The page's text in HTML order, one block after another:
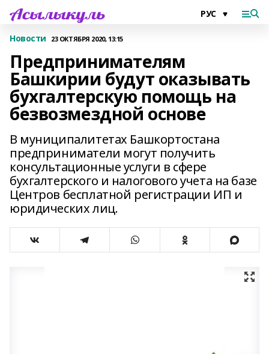
Новости 23 ОКТЯБРЯ 2020, 13:15
Предпринимателям
Башкирии будут оказывать
бухгалтерскую помощь на
безвозмездной основе
В муниципалитетах Башкортостана
предприниматели могут получить
консультационные услуги в сфере
бухгалтерского и налогового учета на базе
Центров бесплатной регистрации ИП и
юридических лиц.